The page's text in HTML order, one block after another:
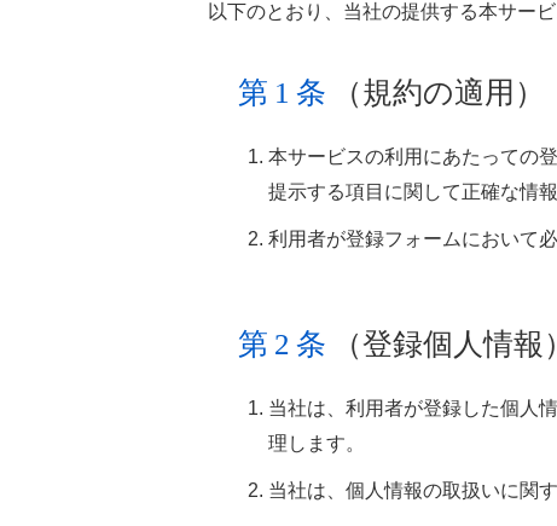
以下のとおり、当社の提供する本サー
第1条 （規約の適用）
本サービスの利用にあたっての
提示する項目に関して正確な情
利用者が登録フォームにおいて
第2条 （登録個人情報）
当社は、利用者が登録した個人
理します。
当社は、個人情報の取扱いに関